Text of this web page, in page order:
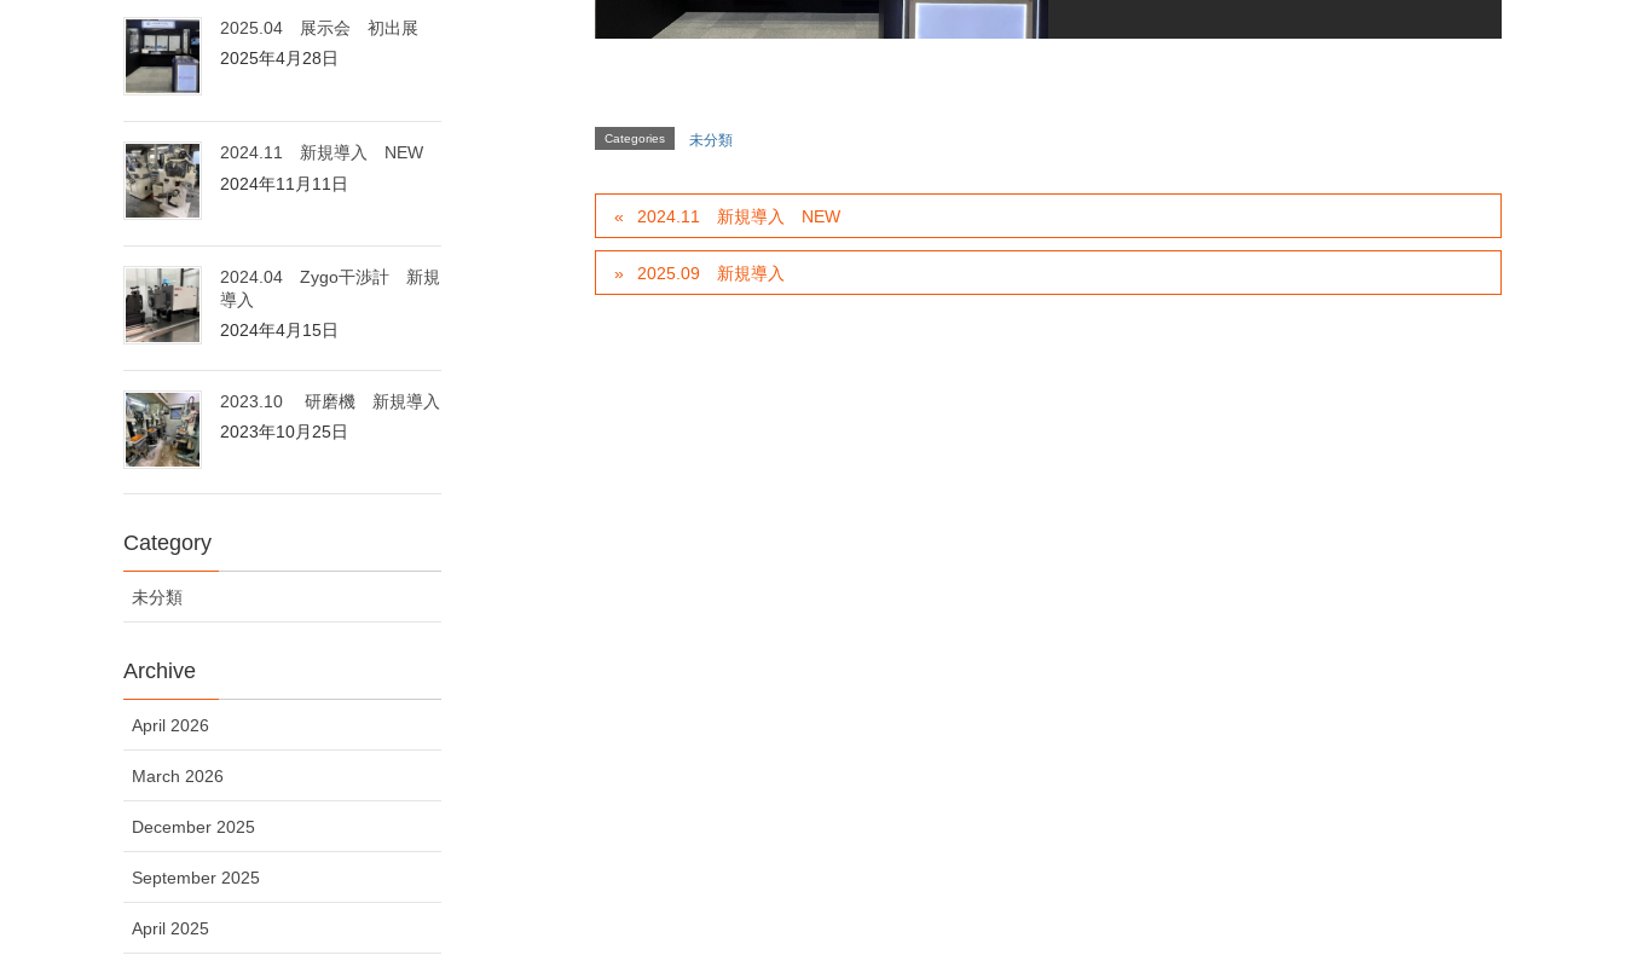
Categories 未分類
2024.11 新規導入 NEW
2025.09 新規導入
2025.04 展示会 初出展
2025年4月28日
2024.11 新規導入 NEW
2024年11月11日
2024.04 Zygo干渉計 新規
導入
2024年4月15日
2023.10 研磨機 新規導入
2023年10月25日
Category
未分類
Archive
April 2026
March 2026
December 2025
September 2025
April 2025